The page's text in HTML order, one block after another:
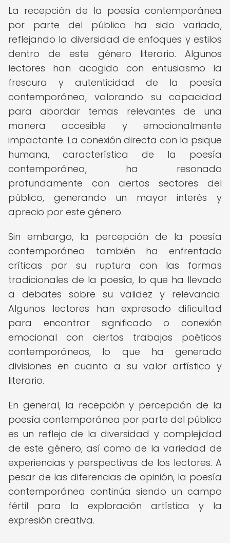
La recepción de la poesía contemporánea
por parte del público ha sido variada,
reflejando la diversidad de enfoques y estilos
dentro de este género literario. Algunos
lectores han acogido con entusiasmo la
frescura y autenticidad de la poesía
contemporánea, valorando su capacidad
para abordar temas relevantes de una
manera accesible y emocionalmente
impactante. La conexión directa con la psique
humana, característica de la poesía
contemporánea, ha resonado
profundamente con ciertos sectores del
público, generando un mayor interés y
aprecio por este género.
Sin embargo, la percepción de la poesía
contemporánea también ha enfrentado
críticas por su ruptura con las formas
tradicionales de la poesía, lo que ha llevado
a debates sobre su validez y relevancia.
Algunos lectores han expresado dificultad
para encontrar significado o conexión
emocional con ciertos trabajos poéticos
contemporáneos, lo que ha generado
divisiones en cuanto a su valor artístico y
literario.
En general, la recepción y percepción de la
poesía contemporánea por parte del público
es un reflejo de la diversidad y complejidad
de este género, así como de la variedad de
experiencias y perspectivas de los lectores. A
pesar de las diferencias de opinión, la poesía
contemporánea continúa siendo un campo
fértil para la exploración artística y la
expresión creativa.